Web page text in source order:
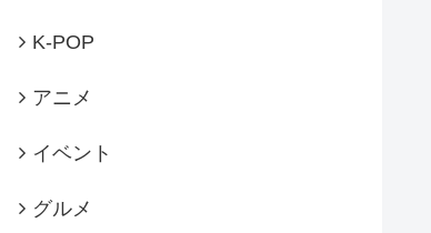
K-POP
アニメ
イベント
グルメ